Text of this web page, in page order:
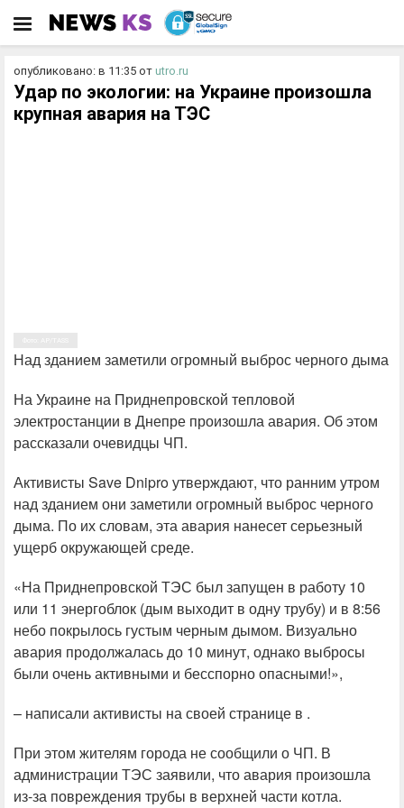
опубликовано: в 11:35 от utro.ru
Удар по экологии: на Украине произошла
крупная авария на ТЭС
Над зданием заметили огромный выброс черного дыма
На Украине на Приднепровской тепловой
электростанции в Днепре произошла авария. Об этом
рассказали очевидцы ЧП.
Активисты Save Dnipro утверждают, что ранним утром
над зданием они заметили огромный выброс черного
дыма. По их словам, эта авария нанесет серьезный
ущерб окружающей среде.
«На Приднепровской ТЭС был запущен в работу 10
или 11 энергоблок (дым выходит в одну трубу) и в 8:56
небо покрылось густым черным дымом. Визуально
авария продолжалась до 10 минут, однако выбросы
были очень активными и бесспорно опасными!»,
– написали активисты на своей странице в .
При этом жителям города не сообщили о ЧП. В
администрации ТЭС заявили, что авария произошла
из-за повреждения трубы в верхней части котла.